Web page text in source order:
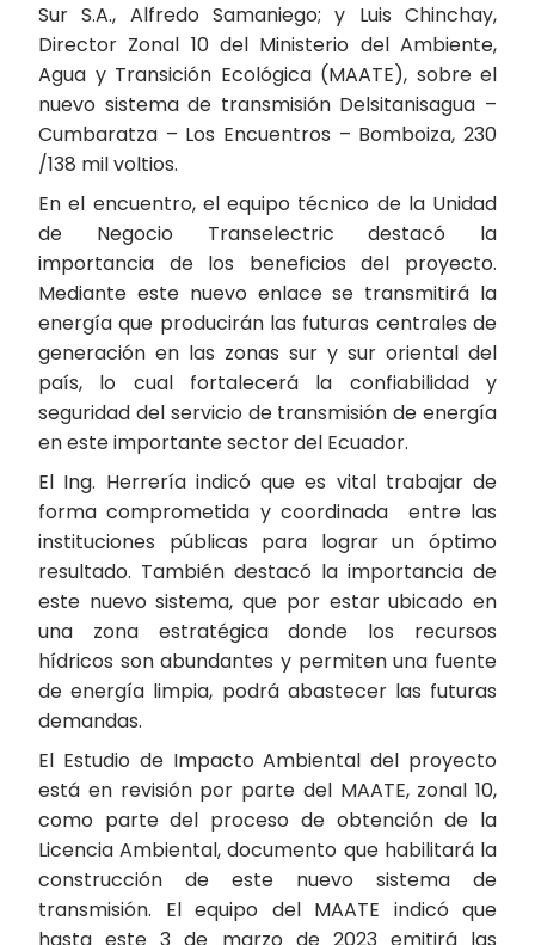
Sur S.A., Alfredo Samaniego; y Luis Chinchay,
Director Zonal 10 del Ministerio del Ambiente,
Agua y Transición Ecológica (MAATE), sobre el
nuevo sistema de transmisión Delsitanisagua –
Cumbaratza – Los Encuentros – Bomboiza, 230
/138 mil voltios.
En el encuentro, el equipo técnico de la Unidad
de Negocio Transelectric destacó la
importancia de los beneficios del proyecto.
Mediante este nuevo enlace se transmitirá la
energía que producirán las futuras centrales de
generación en las zonas sur y sur oriental del
país, lo cual fortalecerá la confiabilidad y
seguridad del servicio de transmisión de energía
en este importante sector del Ecuador.
El Ing. Herrería indicó que es vital trabajar de
forma comprometida y coordinada entre las
instituciones públicas para lograr un óptimo
resultado. También destacó la importancia de
este nuevo sistema, que por estar ubicado en
una zona estratégica donde los recursos
hídricos son abundantes y permiten una fuente
de energía limpia, podrá abastecer las futuras
demandas.
El Estudio de Impacto Ambiental del proyecto
está en revisión por parte del MAATE, zonal 10,
como parte del proceso de obtención de la
Licencia Ambiental, documento que habilitará la
construcción de este nuevo sistema de
transmisión. El equipo del MAATE indicó que